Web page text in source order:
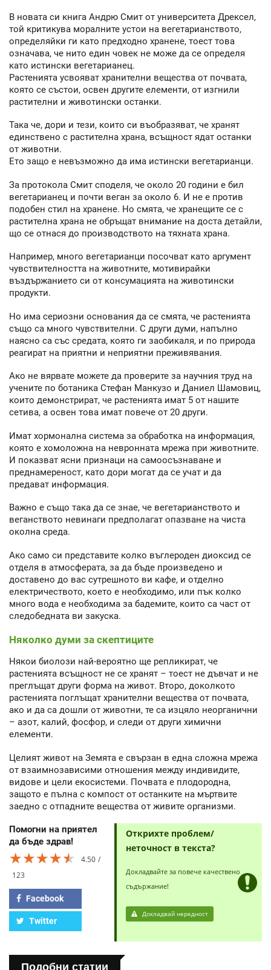
В новата си книга Андрю Смит от университета Дрексел,
той критикува моралните устои на вегетарианството,
определяйки ги като предходно хранене, тоест това
означава, че нито един човек не може да се определя
като истински вегетарианец.
Растенията усвояват хранителни вещества от почвата,
която се състои, освен другите елементи, от изгнили
растителни и животински останки.
Така че, дори и тези, които си въобразяват, че хранят
единствено с растителна храна, всъщност ядат останки
от животни.
Ето защо е невъзможно да има истински вегетарианци.
За протокола Смит споделя, че около 20 години е бил
вегетарианец и почти веган за около 6. И не е против
подобен стил на хранене. Но смята, че хранещите се с
растителна храна не обръщат внимание на доста детайли,
що се отнася до производството на тяхната храна.
Например, много вегетарианци посочват като аргумент
чувствителността на животните, мотивирайки
въздържанието си от консумацията на животински
продукти.
Но има сериозни основания да се смята, че растенията
също са много чувствителни. С други думи, напълно
наясно са със средата, която ги заобикаля, и по природа
реагират на приятни и неприятни преживявания.
Ако не вярвате можете да проверите за научния труд на
учените по ботаника Стефан Манкузо и Даниел Шамовиц,
които демонстрират, че растенията имат 5 от нашите
сетива, а освен това имат повече от 20 други.
Имат хормонална система за обработка на информация,
която е хомоложна на невронната мрежа при животните.
И показват ясни признаци на самоосъзнаване и
преднамереност, като дори могат да се учат и да
предават информация.
Важно е също така да се знае, че вегетарианството и
веганството невинаги предполагат опазване на чиста
околна среда.
Ако само си представите колко въглероден диоксид се
отделя в атмосферата, за да бъде произведено и
доставено до вас сутрешното ви кафе, и отделно
електричеството, което е необходимо, или пък колко
много вода е необходима за бадемите, които са част от
следобедната ви закуска.
Няколко думи за скептиците
Някои биолози най-вероятно ще репликират, че
растенията всъщност не се хранят – тоест не дъвчат и не
преглъщат други форма на живот. Второ, доколкото
растенията поглъщат хранителни вещества от почвата,
ако и да са дошли от животни, те са изцяло неорганични
– азот, калий, фосфор, и следи от други химични
елементи.
Целият живот на Земята е свързан в една сложна мрежа
от взаимнозависими отношения между индивидите,
видове и цели екосистеми. Почвата е плодородна,
защото е пълна с компост от останките на мъртвите
заедно с отпадните вещества от живите организми.
Помогни на приятел
да бъде здрав!
★★★★★
★★★★★
★★★★★
4.50
123
Facebook
Twitter
Открихте проблем/
неточност в текста?
Докладвайте за повече качествено
съдържание!
Докладвай нередност
Подобни статии